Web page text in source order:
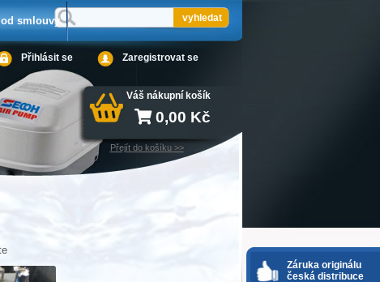
Váš nákupní košík
Přejít do košíku >>
0,00 Kč
Přihlásit se Zaregistrovat se
smlouvy
Záruka originálu
česká distribuce